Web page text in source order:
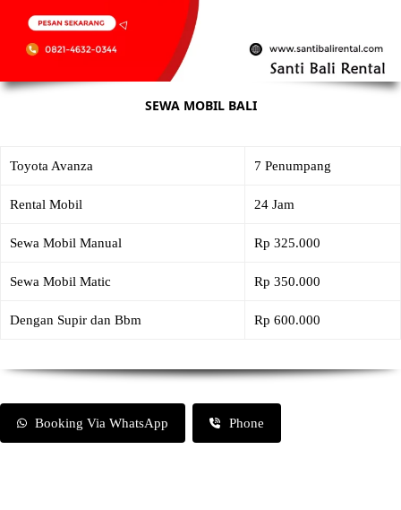
SEWA MOBIL BALI
Toyota Avanza 7 Penumpang
Rental Mobil 24 Jam
Sewa Mobil Manual Rp 325.000
Sewa Mobil Matic Rp 350.000
Dengan Supir dan Bbm Rp 600.000
Booking Via WhatsApp Phone